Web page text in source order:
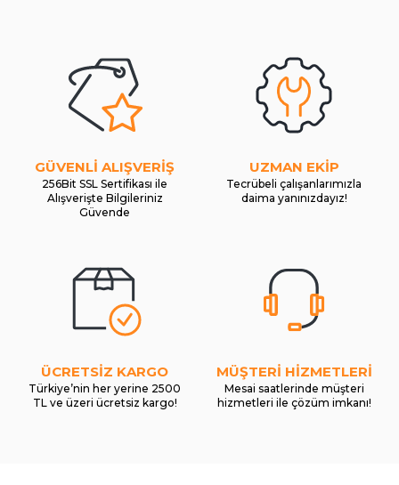
GÜVENLİ ALIŞVERİŞ
256Bit SSL Sertifikası ile
Alışverişte Bilgileriniz
Güvende
UZMAN EKİP
Tecrübeli çalışanlarımızla
daima yanınızdayız!
ÜCRETSİZ KARGO
Türkiye’nin her yerine 2500
TL ve üzeri ücretsiz kargo!
MÜŞTERİ HİZMETLERİ
Mesai saatlerinde müşteri
hizmetleri ile çözüm imkanı!